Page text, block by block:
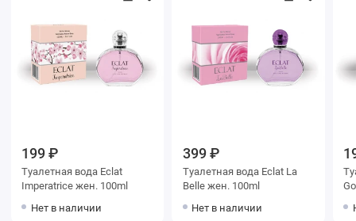
199 ₽
Туалетная вода Eclat
Imperatrice жен. 100ml
Нет в наличии
399 ₽
Туалетная вода Eclat La
Belle жен. 100ml
Нет в наличии